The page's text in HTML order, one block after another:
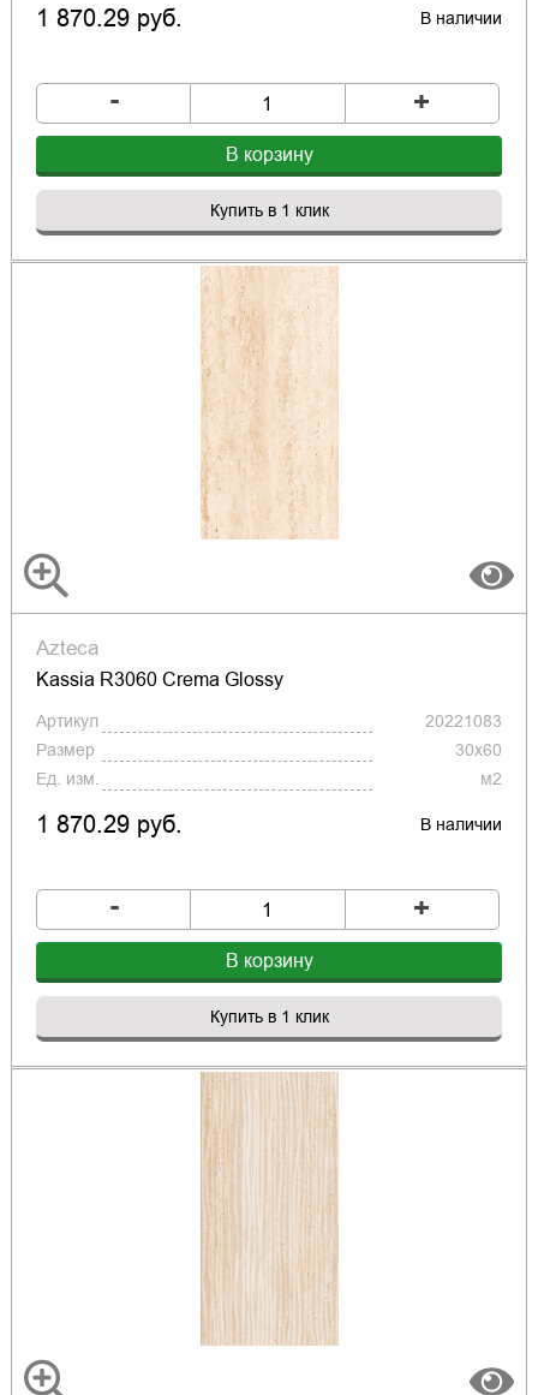
1 870.29 руб. В наличии
- +
В корзину
Купить в 1 клик
Azteca
Kassia R3060 Crema Glossy
Артикул
20221083
Размер
30x60
Ед. изм.
м2
1 870.29 руб. В наличии
- +
В корзину
Купить в 1 клик